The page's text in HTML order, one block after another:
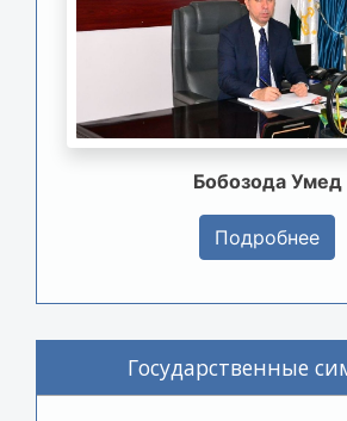
Бобозода Умед
Подробнее
Государственные